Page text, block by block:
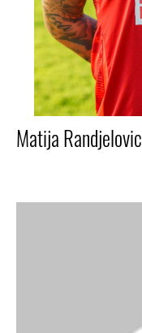
Matija Randjelovic